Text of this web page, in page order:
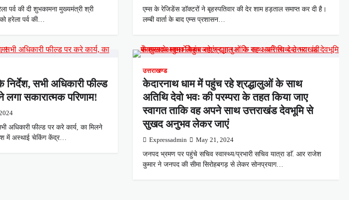
पर्व की दी शुभकामना मुख्यमंत्री श्री
हरेला पर्व की…
एम्स के रेजिडेंस डॉक्टरों ने बृहस्पतिवार की देर शाम हड़ताल समाप्त कर दी है।
लम्बी वार्ता के बाद एम्स प्रशासन…
सभी अधिकारी फील्ड
लगा सकारात्मक परिणाम!
अधिकारी फील्ड पर करे कार्य, का मिलने
में अस्थाई चेकिंग केंद्र…
उत्तराखण्ड
केदारनाथ धाम में पहुंच रहे श्रद्धालुओं के साथ
अतिथि देवो भवः की परम्परा के तहत किया जाए
स्वागत ताकि वह अपने साथ उत्तराखंड देवभूमि से
सुखद अनुभव लेकर जाएं
Expressadmin May 21, 2024
जनपद भ्रमण पर पहुंचे सचिव स्वास्थ्य/प्रभारी सचिव यात्रा डाॅ. आर राजेश
कुमार ने जनपद की सीमा सिरोहबगड़ से लेकर सोनप्रयाग…